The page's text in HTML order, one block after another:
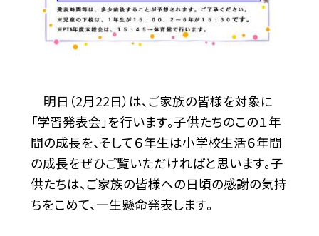
明日（2月22日）は、ご家族の皆様を対象に
「学習発表会」を行います。子供たちのこの１年
間の成長を、そして６年生は小学校生活６年間
の成長をぜひご覧いただければと思います。子
供たちは、ご家族の皆様への日頃の感謝の気持
ちをこめて、一生懸命発表します。